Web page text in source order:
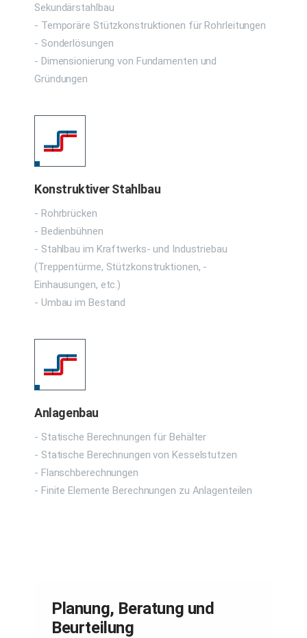
Sekundärstahlbau
- Temporäre Stützkonstruktionen für Rohrleitungen
- Sonderlösungen
- Dimensionierung von Fundamenten und
Gründungen
Konstruktiver Stahlbau
- Rohrbrücken
- Bedienbühnen
- Stahlbau im Kraftwerks- und Industriebau
(Treppentürme, Stützkonstruktionen, -
Einhausungen, etc.)
- Umbau im Bestand
Anlagenbau
- Statische Berechnungen für Behälter
- Statische Berechnungen von Kesselstutzen
- Flanschberechnungen
- Finite Elemente Berechnungen zu Anlagenteilen
Planung, Beratung und
Beurteilung